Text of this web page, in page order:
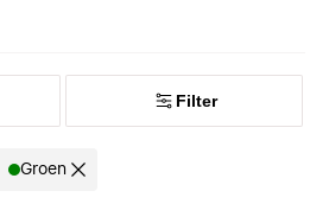
Filter
Groen